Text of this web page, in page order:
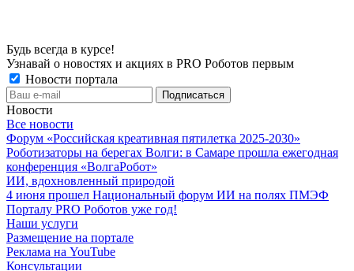
Будь всегда в курсе!
Узнавай о новостях и акциях в PRO Роботов первым
Новости портала
Новости
Все новости
Форум «Российская креативная пятилетка 2025-2030»
Роботизаторы на берегах Волги: в Самаре прошла ежегодная
конференция «ВолгаРобот»
ИИ, вдохновленный природой
4 июня прошел Национальный форум ИИ на полях ПМЭФ
Порталу PRO Роботов уже год!
Наши услуги
Размещение на портале
Реклама на YouTube
Консультации